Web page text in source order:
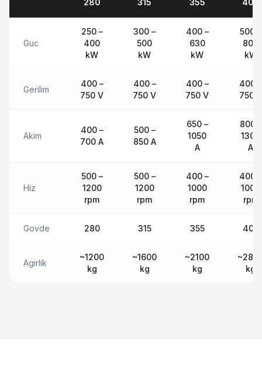
280 315 355 400
Guc
250 –
400
kW
300 –
500
kW
400 –
630
kW
500 –
800
kW
Gerilim
400 –
750 V
400 –
750 V
400 –
750 V
400 –
750 V
Akim
400 –
700 A
500 –
850 A
650 –
1050
A
800 –
1300
A
Hiz
500 –
1200
rpm
500 –
1200
rpm
400 –
1000
rpm
400 –
1000
rpm
Govde 280 315 355 400
Agirlik
~1200
kg
~1600
kg
~2100
kg
kg